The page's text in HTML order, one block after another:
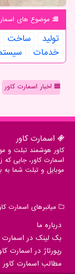
موضوع های
تولید ساخت
خدمات
اخبار اسمارت کاور
اسمارت كاور
کاور هوشمند تبلت و
اسمارت کاور، جایی
موبایل و تبلت شما به
میانبرهای اسمارت
درباره ما
بک لینک در اسمارت
رپورتاژ در اسمارت
مطالب اسمارت كاور